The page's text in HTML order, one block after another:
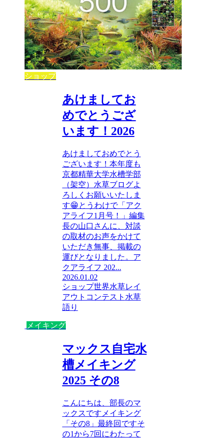
ショップ
あけましてお
めでとうござ
います！2026
あけましておめでとう
ございます！本年度も
京都精華大学水槽学部
（架空）水草ブログよ
ろしくお願いいたしま
す😁とうわけで「アク
アライフ1月号！」編集
長の山口さんに、対談
の取材のお声をかけて
いただき無事、掲載の
運びとなりました。ア
クアライフ 202...
2026.01.02
ショップ世界水草レイ
アウトコンテスト 水草
語り
メイキング
マックス自宅水
槽メイキング
2025 その8
こんにちは、部長のマ
ックスですメイキング
「その8」最終回ですそ
の1から7回にわたって